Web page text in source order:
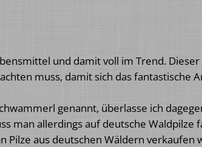
und damit voll im Trend.
muss, damit sich das fantastische
genannt, überlasse ich
man allerdings auf deutsche Waldpilze
aus deutschen Wäldern verkaufen